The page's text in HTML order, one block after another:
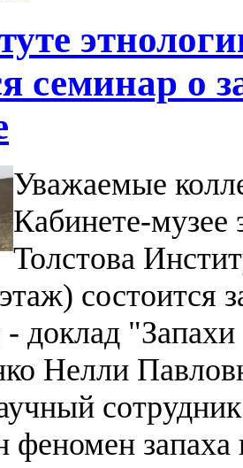
семинар о
Уважаемые
Кабинете-
Толстова
состоится
доклад
Нелли
феномен запаха